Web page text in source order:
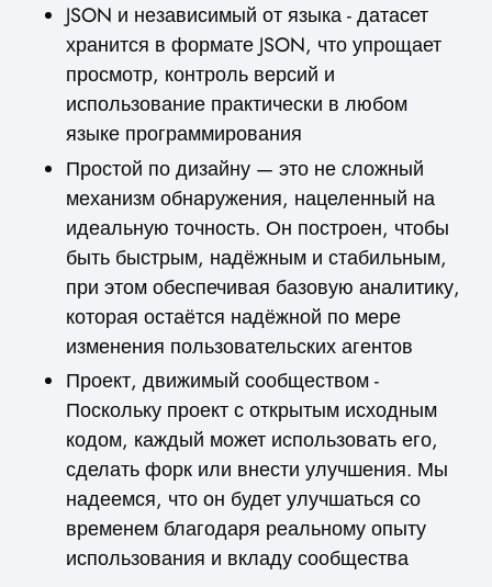
JSON и независимый от языка - датасет
хранится в формате JSON, что упрощает
просмотр, контроль версий и
использование практически в любом
языке программирования
Простой по дизайну — это не сложный
механизм обнаружения, нацеленный на
идеальную точность. Он построен, чтобы
быть быстрым, надёжным и стабильным,
при этом обеспечивая базовую аналитику,
которая остаётся надёжной по мере
изменения пользовательских агентов
Проект, движимый сообществом -
Поскольку проект с открытым исходным
кодом, каждый может использовать его,
сделать форк или внести улучшения. Мы
надеемся, что он будет улучшаться со
временем благодаря реальному опыту
использования и вкладу сообщества